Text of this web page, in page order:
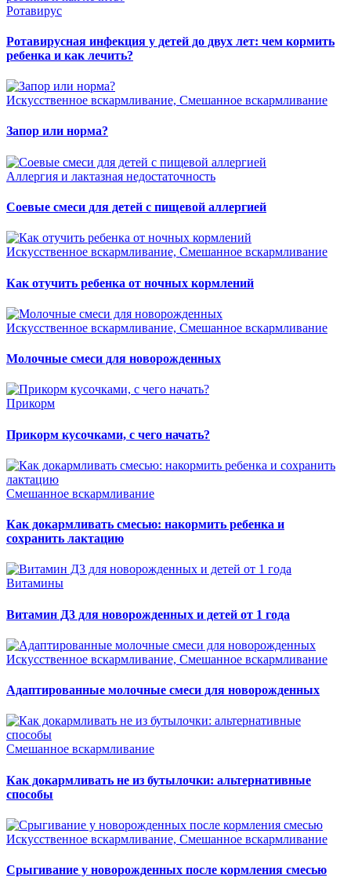
Ротавирус
Ротавирусная инфекция у детей до двух лет: чем кормить
ребенка и как лечить?
Искусственное вскармливание, Смешанное вскармливание
Запор или норма?
Аллергия и лактазная недостаточность
Соевые смеси для детей с пищевой аллергией
Искусственное вскармливание, Смешанное вскармливание
Как отучить ребенка от ночных кормлений
Искусственное вскармливание, Смешанное вскармливание
Молочные смеси для новорожденных
Прикорм
Прикорм кусочками, с чего начать?
Смешанное вскармливание
Как докармливать смесью: накормить ребенка и
сохранить лактацию
Витамины
Витамин Д3 для новорожденных и детей от 1 года
Искусственное вскармливание, Смешанное вскармливание
Адаптированные молочные смеси для новорожденных
Смешанное вскармливание
Как докармливать не из бутылочки: альтернативные
способы
Искусственное вскармливание, Смешанное вскармливание
Срыгивание у новорожденных после кормления смесью